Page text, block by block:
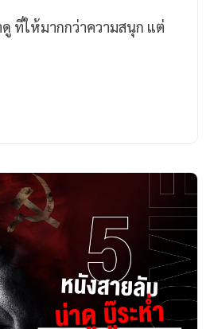
ที่ให้มากกว่าความสนุก แต่